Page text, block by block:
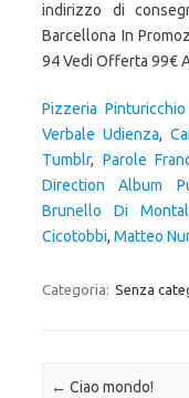
Pizzeria Pinturicchio
Verbale Udienza,
Tumblr, Parole
Direction Album
Brunello Di
Cicotobbi, Matteo
Categoria: Senza
Navigazione articolo
← Ciao mondo!